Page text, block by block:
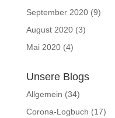
September 2020(9)
August 2020(3)
Mai 2020(4)
Unsere Blogs
Allgemein (34)
Corona-Logbuch (17)